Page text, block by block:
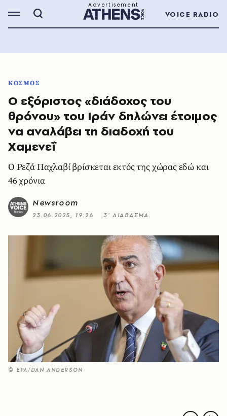
VOICE RADIO
ΚΟΣΜΟΣ
Ο εξόριστος «διάδοχος του
θρόνου» του Ιράν δηλώνει έτοιμος
να αναλάβει τη διαδοχή του
Χαμενεΐ
O Ρεζά Παχλαβί βρίσκεται εκτός της χώρας εδώ και
46 χρόνια
Newsroom
23.06.2025, 19:26 3’ ΔΙΑΒΑΣΜΑ
© EPA/DAN ANDERSON